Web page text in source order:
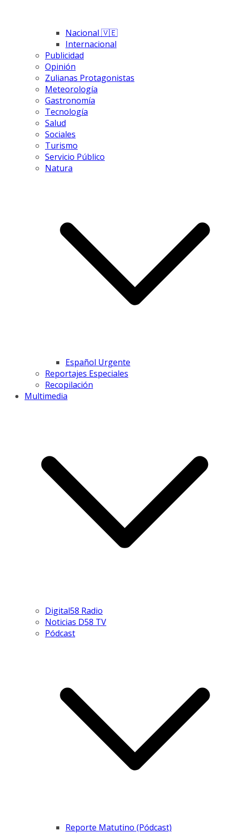
Nacional 🇻🇪
Internacional
Publicidad
Opinión
Zulianas Protagonistas
Meteorología
Gastronomía
Tecnología
Salud
Sociales
Turismo
Servicio Público
Natura
Español Urgente
Reportajes Especiales
Recopilación
Multimedia
Digital58 Radio
Noticias D58 TV
Pódcast
Reporte Matutino (Pódcast)